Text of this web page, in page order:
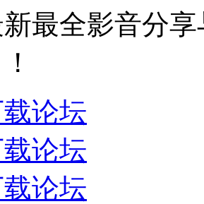
最全影音分
论坛
论坛
论坛